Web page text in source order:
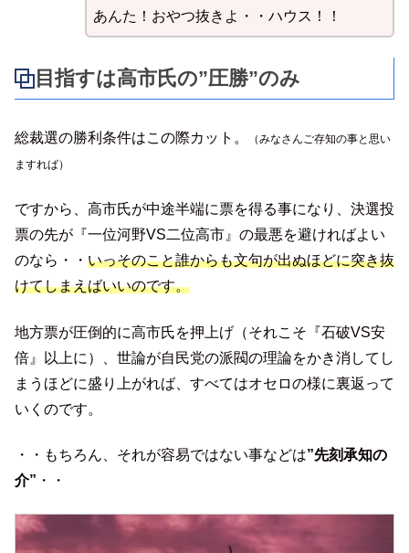
あんた！おやつ抜きよ・・ハウス！！
目指すは高市氏の”圧勝”のみ
総裁選の勝利条件はこの際カット。
（みなさんご存知の事と思い
ますれば）
ですから、高市氏が中途半端に票を得る事になり、決選投
票の先が『一位河野VS二位高市』の最悪を避ければよい
のなら・・ いっそのこと誰からも文句が出ぬほどに突き抜
けてしまえばいいのです。
地方票が圧倒的に高市氏を押上げ（それこそ『石破VS安
倍』以上に）、世論が自民党の派閥の理論をかき消してし
まうほどに盛り上がれば、すべてはオセロの様に裏返って
いくのです。
・・もちろん、それが容易ではない事などは”先刻承知の
介” ・・